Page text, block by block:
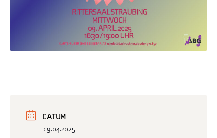
DATUM
09.04.2025